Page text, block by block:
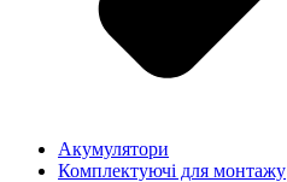
Акумулятори
Комплектуючі для монтажу